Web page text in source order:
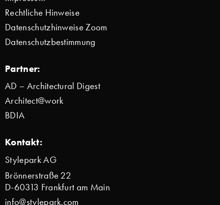
Rechtliche Hinweise
Datenschutzhinweise Zoom
Datenschutzbestimmung
Partner:
AD – Architectural Digest
Architect@work
BDIA
Kontakt:
Stylepark AG
Brönnerstraße 22
D-60313 Frankfurt am Main
info@stylepark.com